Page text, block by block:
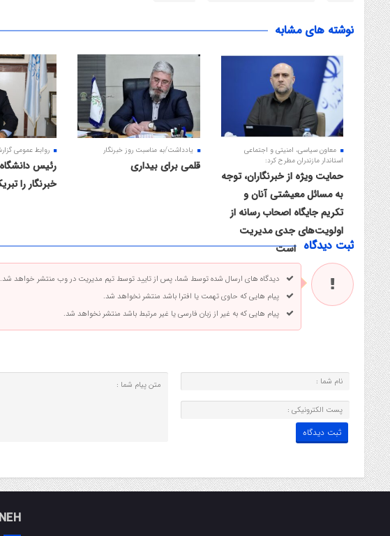
نوشته های مشابه
معاون سیاسی، امنیتی و اجتماعی
استاندار مازندران مطرح کرد:
حمایت ویژه از خبرنگاران، توجه
به مسائل معیشتی آنان و
تکریم جایگاه اصحاب رسانه از
اولویت‌های جدی مدیریت
ارشد استان است
یادداشت/به مناسبت روز خبرنگار
قلمی برای بیداری
روابط عمومی
رئیس
خبرنگار را
ثبت دیدگاه
دیدگاه های ارسال شده توسط شما، پس از تایید توسط تیم مدیریت در وب منتشر خواهد شد.
پیام هایی که حاوی تهمت یا افترا باشد منتشر نخواهد شد.
پیام هایی که به غیر از زبان فارسی یا غیر مرتبط باشد منتشر نخواهد شد.